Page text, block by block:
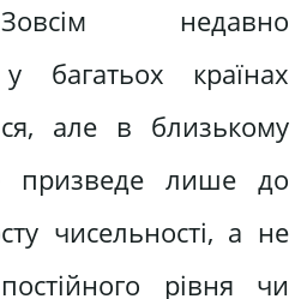
недавно
багатьох країнах
але в близькому
призведе лише до
чисельності, а не
рівня чи